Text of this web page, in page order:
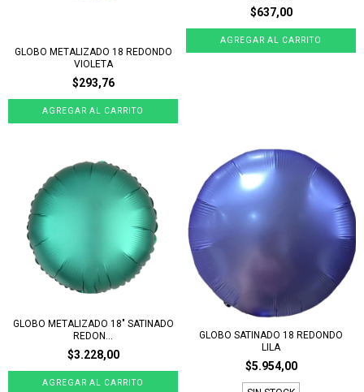
GLOBO METALIZADO 18 REDONDO
VIOLETA
$293,76
$637,00
GLOBO METALIZADO 18" SATINADO
REDON...
$3.228,00
GLOBO SATINADO 18 REDONDO
LILA
$5.954,00